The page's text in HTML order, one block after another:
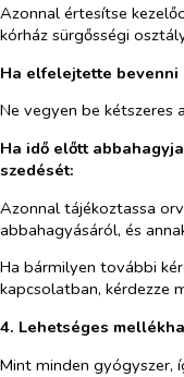
Azonnal értesítse
kórház sürgősségi
Ha elfelejtette
Ne vegyen be
Ha idő előtt
szedését:
Azonnal tájékoztassa
abbahagyásáról, és
Ha bármilyen további
kapcsolatban, kérdezze
4. Lehetséges
Mint minden gyógyszer,